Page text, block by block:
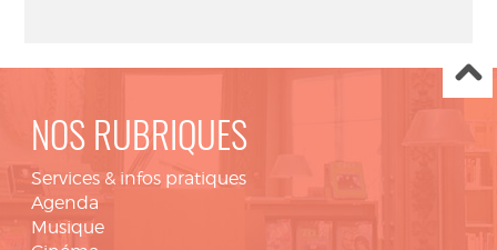
NOS RUBRIQUES
Services & infos pratiques
Agenda
Musique